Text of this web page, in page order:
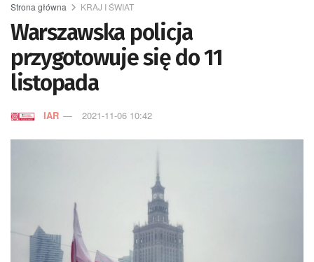
Strona główna KRAJ I ŚWIAT
Warszawska policja
przygotowuje się do 11
listopada
IAR 2021-11-06 10:42